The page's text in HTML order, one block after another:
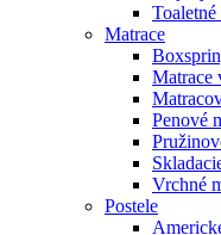
Matrace
Matrace
Penové
Vrchné
Postele